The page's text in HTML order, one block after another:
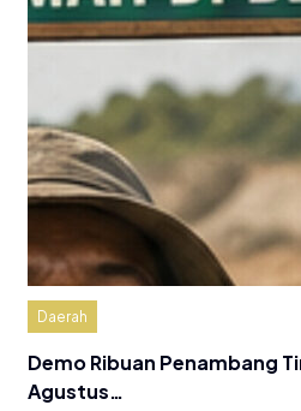
Daerah
Demo Ribuan Penambang
Agustus…